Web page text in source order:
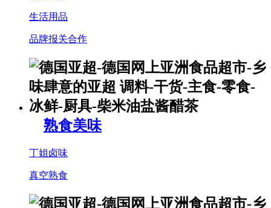
生活用品
品牌报关合作
熟食美味
丁姐卤味
真空熟食